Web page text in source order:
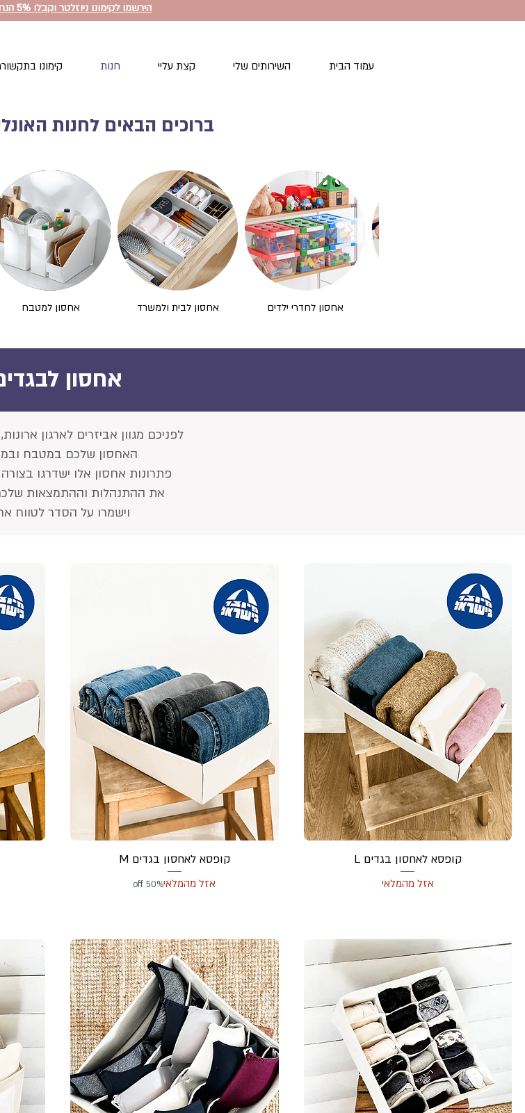
הירשמו לקימונו ניוזלטר וקבלו 5% הנחה בחנות
עמוד הבית השירותים שלי קצת עליי חנות קימונו
ברוכים הבאים לחנות
אחסון למטבח אחסון לבית ולמשרד אחסון לחדרי ילדים
אחסון
לפניכם מגוון אביזרים לארגון
האחסון שלכם במטבח
פתרונות אחסון אלו ישדרגו
את ההתנהלות וההתמצאות
וישמרו על הסדר לטווח
קופסא לאחסון בגדים L
אזל מהמלאי
קופסא לאחסון בגדים M
אזל מהמלאי50% off